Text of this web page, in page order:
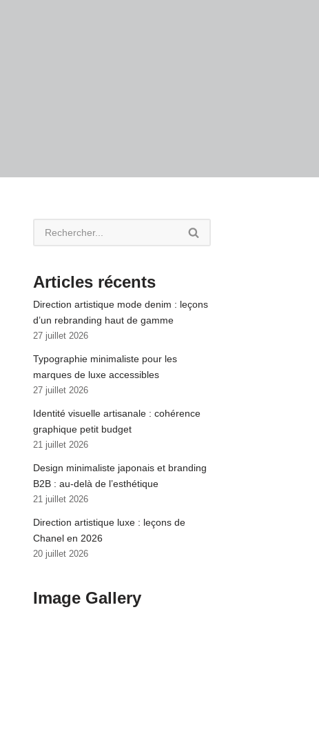
Articles récents
Direction artistique mode denim : leçons
d’un rebranding haut de gamme
27 juillet 2026
Typographie minimaliste pour les
marques de luxe accessibles
27 juillet 2026
Identité visuelle artisanale : cohérence
graphique petit budget
21 juillet 2026
Design minimaliste japonais et branding
B2B : au-delà de l’esthétique
21 juillet 2026
Direction artistique luxe : leçons de
Chanel en 2026
20 juillet 2026
Image Gallery